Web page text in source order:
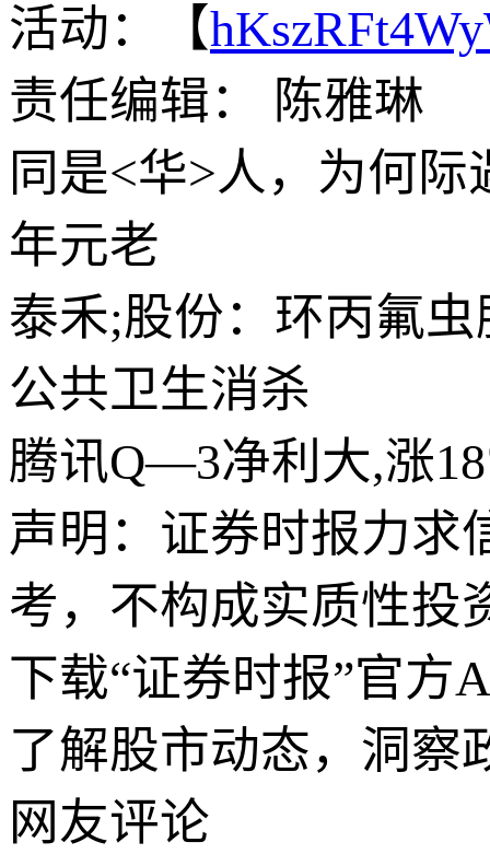
活动：【
责任编辑： 陈雅琳
同是<华>人，为何
年元老
泰禾;股份：环丙氟
公共卫生消杀
腾讯Q—3净利大,涨
声明：证券时报力求
考，不构成实质性投
下载“证券时报”官方
了解股市动态，洞察
网友评论